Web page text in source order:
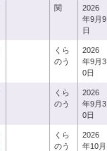
関
2026
年9月9
日
くら
のう
2026
年9月3
0日
くら
のう
2026
年9月3
0日
くら
のう
2026
年10月